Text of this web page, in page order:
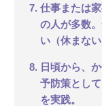
7. 仕事または
の人が多数
い（休まな
8. 日頃から、
予防策とし
を実践。